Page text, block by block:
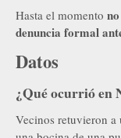
Hasta el momento
denuncia formal
Datos
¿Qué ocurrió en
Vecinos retuvieron a